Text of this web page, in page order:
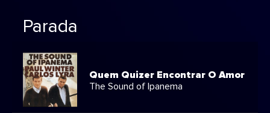
Parada
Quem Quizer Encontrar O Amor
The Sound of Ipanema